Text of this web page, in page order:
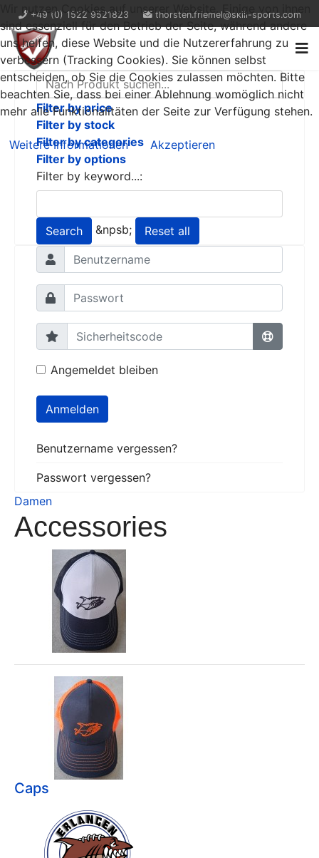
+49 (0) 1522 9521823 thorsten.friemel@skill-sports.com
Filter by price
Filter by stock
Filter by categories
Filter by options
Filter by keyword...:
Search &npsb; Reset all
Angemeldet bleiben
Anmelden
Benutzername vergessen?
Passwort vergessen?
Damen
Accessories
Caps
Wir nutzen Cookies auf unserer Website. Einige von ihnen
sind essenziell für den Betrieb der Seite, während andere
uns helfen, diese Website und die Nutzererfahrung zu
verbessern (Tracking Cookies). Sie können selbst
entscheiden, ob Sie die Cookies zulassen möchten. Bitte
beachten Sie, dass bei einer Ablehnung womöglich nicht
mehr alle Funktionalitäten der Seite zur Verfügung stehen.
Weitere Informationen Akzeptieren